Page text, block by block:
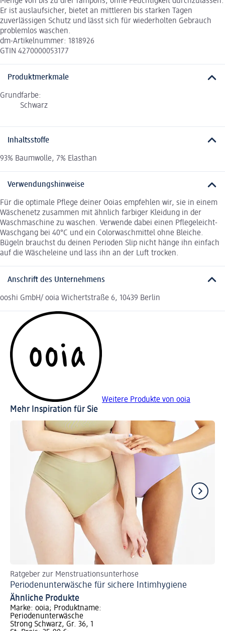
Er ist auslaufsicher, bietet an mittleren bis starken Tagen
zuverlässigen Schutz und lässt sich für wiederholten Gebrauch
problemlos waschen.
dm-Artikelnummer: 1818926
GTIN 4270000053177
Produktmerkmale
Grundfarbe:
Schwarz
Inhaltsstoffe
93% Baumwolle, 7% Elasthan
Verwendungshinweise
Für die optimale Pflege deiner Ooias empfehlen wir, sie in einem
Wäschenetz zusammen mit ähnlich farbiger Kleidung in der
Waschmaschine zu waschen. Verwende dabei einen Pflegeleicht-
Waschgang bei 40°C und ein Colorwaschmittel ohne Bleiche.
Bügeln brauchst du deinen Perioden Slip nicht hänge ihn einfach
auf die Wäscheleine und lass ihn an der Luft trocken.
Anschrift des Unternehmens
ooshi GmbH/ ooia Wichertstraße 6, 10439 Berlin
Weitere Produkte von ooia
Mehr Inspiration für Sie
Ratgeber zur Menstruationsunterhose
Periodenunterwäsche für sichere Intimhygiene
Ähnliche Produkte
Marke: ooia; Produktname:
Periodenunterwäsche
Strong Schwarz, Gr. 36, 1